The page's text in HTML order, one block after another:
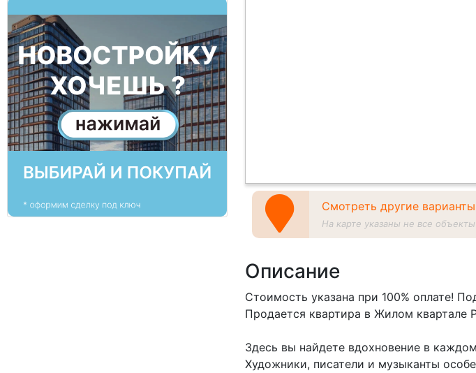
Смотреть другие
На карте указаны не все объекты
Описание
Стоимость указана при 100% оплате!
Продается квартира в Жилом квартале
Здесь вы найдете вдохновение в
Художники, писатели и музыканты